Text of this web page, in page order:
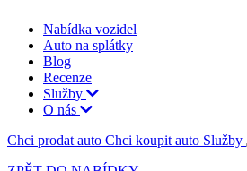
Nabídka vozidel
Auto na splátky
Blog
Recenze
Služby
O nás
Chci prodat auto Chci koupit auto Služby